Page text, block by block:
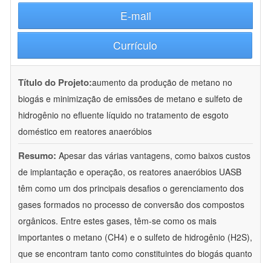
E-mail
Currículo
Título do Projeto:aumento da produção de metano no
biogás e minimização de emissões de metano e sulfeto de
hidrogênio no efluente líquido no tratamento de esgoto
doméstico em reatores anaeróbios
Resumo: Apesar das várias vantagens, como baixos custos
de implantação e operação, os reatores anaeróbios UASB
têm como um dos principais desafios o gerenciamento dos
gases formados no processo de conversão dos compostos
orgânicos. Entre estes gases, têm-se como os mais
importantes o metano (CH4) e o sulfeto de hidrogênio (H2S),
que se encontram tanto como constituintes do biogás quanto